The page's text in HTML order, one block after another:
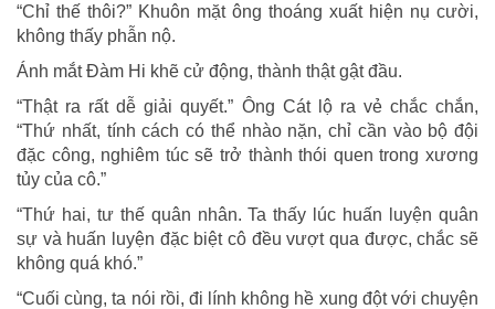
“Chỉ thế thôi?” Khuôn mặt ông thoáng xuất hiện nụ cười,
không thấy phẫn nộ.
Ánh mắt Đàm Hi khẽ cử động, thành thật gật đầu.
“Thật ra rất dễ giải quyết.” Ông Cát lộ ra vẻ chắc chắn,
“Thứ nhất, tính cách có thể nhào nặn, chỉ cần vào bộ đội
đặc công, nghiêm túc sẽ trở thành thói quen trong xương
tủy của cô.”
“Thứ hai, tư thế quân nhân. Ta thấy lúc huấn luyện quân
sự và huấn luyện đặc biệt cô đều vượt qua được, chắc sẽ
không quá khó.”
“Cuối cùng, ta nói rồi, đi lính không hề xung đột với chuyện